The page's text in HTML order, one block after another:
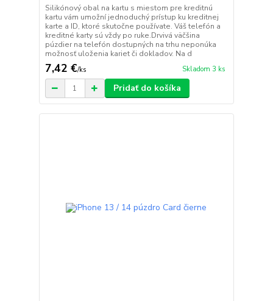
Silikónový obal na kartu s miestom pre kreditnú
kartu vám umožní jednoduchý prístup ku kreditnej
karte a ID, ktoré skutočne používate. Váš telefón a
kreditné karty sú vždy po ruke.Drvivá väčšina
púzdier na telefón dostupných na trhu neponúka
možnosť uloženia kariet či dokladov. Na d
7,42 €/ks Skladom 3 ks
Pridať do košíka